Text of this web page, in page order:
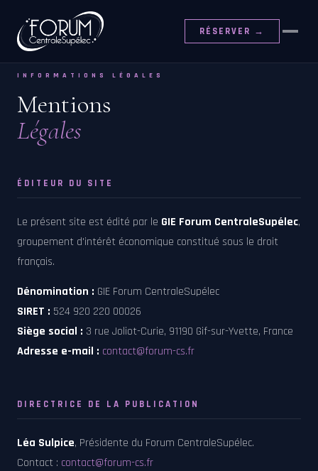
RÉSERVER →
INFORMATIONS LÉGALES
Mentions
Légales
ÉDITEUR DU SITE
Le présent site est édité par le GIE Forum CentraleSupélec,
groupement d'intérêt économique constitué sous le droit
français.
Dénomination : GIE Forum CentraleSupélec
SIRET : 524 920 220 00026
Siège social : 3 rue Joliot-Curie, 91190 Gif-sur-Yvette, France
Adresse e-mail : contact@forum-cs.fr
DIRECTRICE DE LA PUBLICATION
Léa Sulpice, Présidente du Forum CentraleSupélec.
Contact : contact@forum-cs.fr